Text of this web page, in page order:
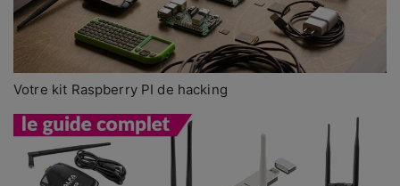
Votre kit Raspberry PI de hacking